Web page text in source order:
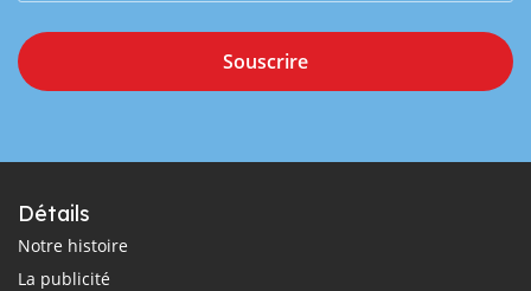
Souscrire
Détails
Notre histoire
La publicité